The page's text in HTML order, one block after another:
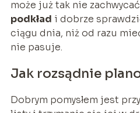
może już tak nie
podkład i dobrze
ciągu dnia, niż od razu
nie pasuje.
Jak rozsądnie
Dobrym pomysłem jest